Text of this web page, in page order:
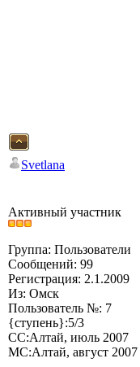
Svetlana
Активный участник
Группа: Пользователи
Сообщений: 99
Регистрация: 2.1.2009
Из: Омск
Пользователь №: 7
{ступень}:5/3
СС:Алтай, июль 2007
МС:Алтай, август 2007